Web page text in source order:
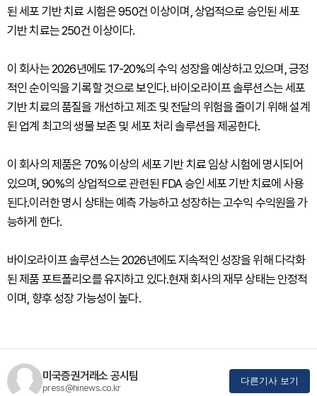
된 세포 기반 치료 시험은 950건 이상이며, 상업적으로 승인된 세포
기반 치료는 250건 이상이다.
이 회사는 2026년에도 17-20%의 수익 성장을 예상하고 있으며, 긍정
적인 순이익을 기록할 것으로 보인다. 바이오라이프 솔루션스는 세포
기반 치료의 품질을 개선하고 제조 및 전달의 위험을 줄이기 위해 설계
된 업계 최고의 생물 보존 및 세포 처리 솔루션을 제공한다.
이 회사의 제품은 70% 이상의 세포 기반 치료 임상 시험에 명시되어
있으며, 90%의 상업적으로 관련된 FDA 승인 세포 기반 치료에 사용
된다.이러한 명시 상태는 예측 가능하고 성장하는 고수익 수익원을 가
능하게 한다.
바이오라이프 솔루션스는 2026년에도 지속적인 성장을 위해 다각화
된 제품 포트폴리오를 유지하고 있다.현재 회사의 재무 상태는 안정적
이며, 향후 성장 가능성이 높다.
미국증권거래소 공시팀
press@hinews.co.kr
다른기사 보기